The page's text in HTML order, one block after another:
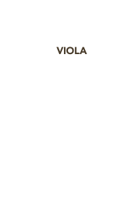
VIOLA